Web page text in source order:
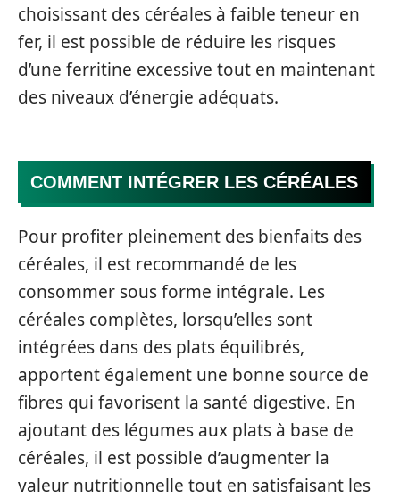
choisissant des céréales à faible teneur en
fer, il est possible de réduire les risques
d’une ferritine excessive tout en maintenant
des niveaux d’énergie adéquats.
COMMENT INTÉGRER LES CÉRÉALES
Pour profiter pleinement des bienfaits des
céréales, il est recommandé de les
consommer sous forme intégrale. Les
céréales complètes, lorsqu’elles sont
intégrées dans des plats équilibrés,
apportent également une bonne source de
fibres qui favorisent la santé digestive. En
ajoutant des légumes aux plats à base de
céréales, il est possible d’augmenter la
valeur nutritionnelle tout en satisfaisant les